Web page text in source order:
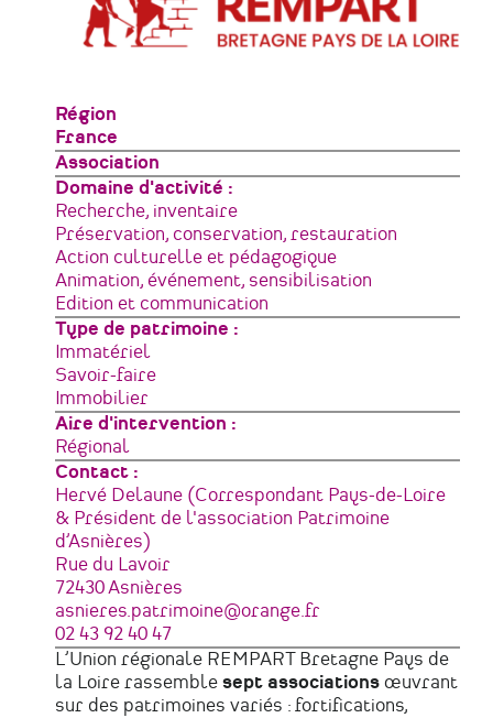
Zone
géographique
Région
France
Type
de
structure
Association
Domaine d'activité
Recherche, inventaire
Préservation, conservation, restauration
Action culturelle et pédagogique
Animation, événement, sensibilisation
Edition et communication
Type de patrimoine
Immatériel
Savoir-faire
Immobilier
Aire d'intervention
Régional
Contact :
Hervé Delaune (Correspondant Pays-de-Loire
& Président de l'association Patrimoine
d’Asnières)
Adresse
Rue du Lavoir
72430Asnières
France
Courriel
asnieres.patrimoine@orange.fr
Téléphone
02 43 92 40 47
L’Union régionale REMPART Bretagne Pays de
la Loire rassemble sept associations œuvrant
sur des patrimoines variés : fortifications,